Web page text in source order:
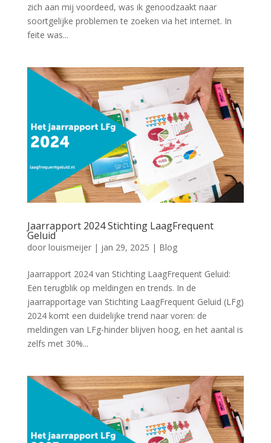
zich aan mij voordeed, was ik genoodzaakt naar
soortgelijke problemen te zoeken via het internet. In
feite was...
Jaarrapport 2024 Stichting LaagFrequent
Geluid
door louismeijer| jan 29, 2025 | Blog
Jaarrapport 2024 van Stichting LaagFrequent Geluid:
Een terugblik op meldingen en trends. In de
jaarrapportage van Stichting LaagFrequent Geluid (LFg)
2024 komt een duidelijke trend naar voren: de
meldingen van LFg-hinder blijven hoog, en het aantal is
zelfs met 30%...